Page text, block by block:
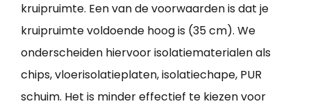
kruipruimte. Een van de voorwaarden is dat je
kruipruimte voldoende hoog is (35 cm). We
onderscheiden hiervoor isolatiematerialen als
chips, vloerisolatieplaten, isolatiechape, PUR
schuim. Het is minder effectief te kiezen voor